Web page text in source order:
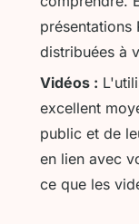
présentations
distribuées à
Vidéos :
excellent
public et de
en lien avec
ce que les